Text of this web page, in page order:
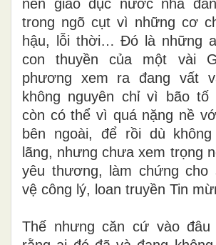
nền giáo dục nước nhà
trong ngõ cụt vì những cơ
hậu, lỗi thời… Đó là những
con thuyền của một vài
phương xem ra đang vất
không nguyên chỉ vì bão tố
còn có thể vì quá nặng nề
bên ngoài, để rồi dù
lãng, nhưng chưa xem trọng
yêu thương, làm chứng cho
vệ công lý, loan truyền Tin
Thế nhưng căn cứ vào đâu